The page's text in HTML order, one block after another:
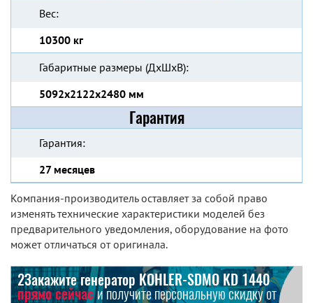
Вес:
10300 кг
Габаритные размеры (ДхШхВ):
5092x2122x2480 мм
Гарантия
Гарантия:
27 месяцев
Компания-производитель оставляет за собой право
изменять технические характеристики моделей без
предварительного уведомления, оборудование на фото
может отличаться от оригинала.
2Закажите генератор KOHLER-SDMO KD 1440
прямо сейчас и получите персональную скидку от